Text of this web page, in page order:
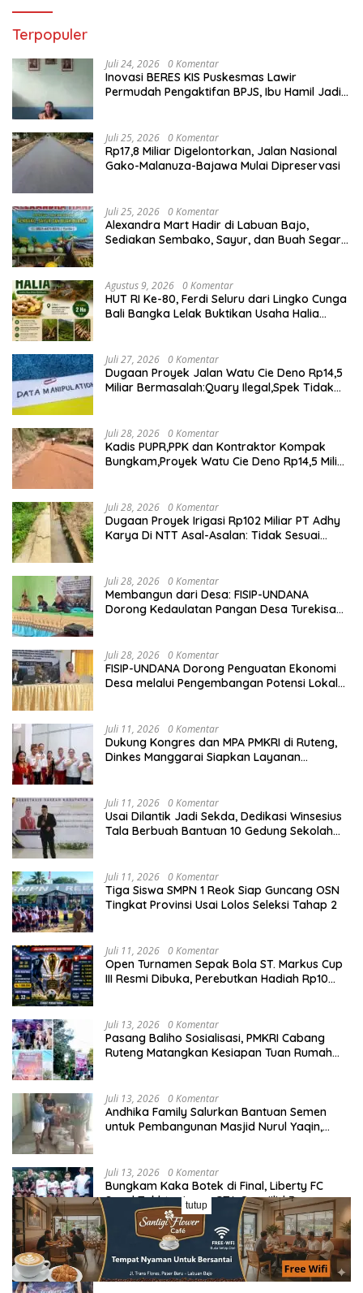
Terpopuler
Juli 24, 2026 0 Komentar
Inovasi BERES KIS Puskesmas Lawir
Permudah Pengaktifan BPJS, Ibu Hamil Jadi
Juli 25, 2026 0 Komentar
Rp17,8 Miliar Digelontorkan, Jalan Nasional
Gako-Malanuza-Bajawa Mulai Dipreservasi
Juli 25, 2026 0 Komentar
Alexandra Mart Hadir di Labuan Bajo,
Sediakan Sembako, Sayur, dan Buah Segar
Agustus 9, 2026 0 Komentar
HUT RI Ke-80, Ferdi Seluru dari Lingko Cunga
Bali Bangka Lelak Buktikan Usaha Halia
Juli 27, 2026 0 Komentar
Dugaan Proyek Jalan Watu Cie Deno Rp14,5
Miliar Bermasalah:Quary Ilegal,Spek Tidak
Juli 28, 2026 0 Komentar
Kadis PUPR,PPK dan Kontraktor Kompak
Bungkam,Proyek Watu Cie Deno Rp14,5 Miliar
Juli 28, 2026 0 Komentar
Dugaan Proyek Irigasi Rp102 Miliar PT Adhy
Karya Di NTT Asal-Asalan: Tidak Sesuai
Juli 28, 2026 0 Komentar
Membangun dari Desa: FISIP-UNDANA
Dorong Kedaulatan Pangan Desa Turekisa
Juli 28, 2026 0 Komentar
FISIP-UNDANA Dorong Penguatan Ekonomi
Desa melalui Pengembangan Potensi Lokal
Juli 11, 2026 0 Komentar
Dukung Kongres dan MPA PMKRI di Ruteng,
Dinkes Manggarai Siapkan Layanan
Juli 11, 2026 0 Komentar
Usai Dilantik Jadi Sekda, Dedikasi Winsesius
Tala Berbuah Bantuan 10 Gedung Sekolah
Juli 11, 2026 0 Komentar
Tiga Siswa SMPN 1 Reok Siap Guncang OSN
Tingkat Provinsi Usai Lolos Seleksi Tahap 2
Juli 11, 2026 0 Komentar
Open Turnamen Sepak Bola ST. Markus Cup
III Resmi Dibuka, Perebutkan Hadiah Rp10
Juli 13, 2026 0 Komentar
Pasang Baliho Sosialisasi, PMKRI Cabang
Ruteng Matangkan Kesiapan Tuan Rumah
Juli 13, 2026 0 Komentar
Andhika Family Salurkan Bantuan Semen
untuk Pembangunan Masjid Nurul Yaqin,
Juli 13, 2026 0 Komentar
Bungkam Kaka Botek di Final, Liberty FC
Segel Takhta Juara GTA Cup Jilid 3
Juli 13, 2026 0 Komentar
Laga Panas Grup A Sano Nggoang Cup I:
Bajo Pedia FC Tahan Imbang Viktory United
tutup